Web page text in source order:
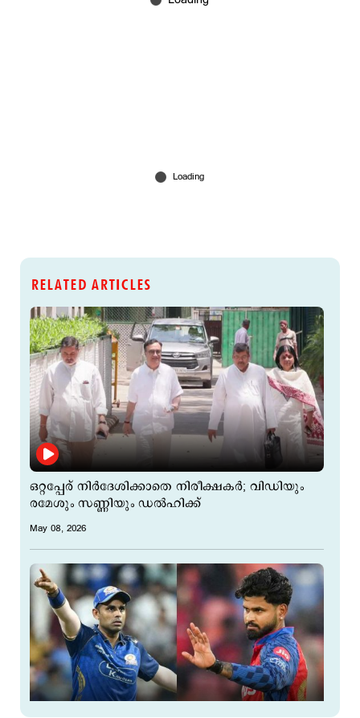
RELATED ARTICLES
ഒറ്റപ്പേര് നിര്‍ദേശിക്കാതെ നിരീക്ഷകര്‍; വിഡിയും
രമേശും സണ്ണിയും ഡല്‍ഹിക്ക്
May 08, 2026